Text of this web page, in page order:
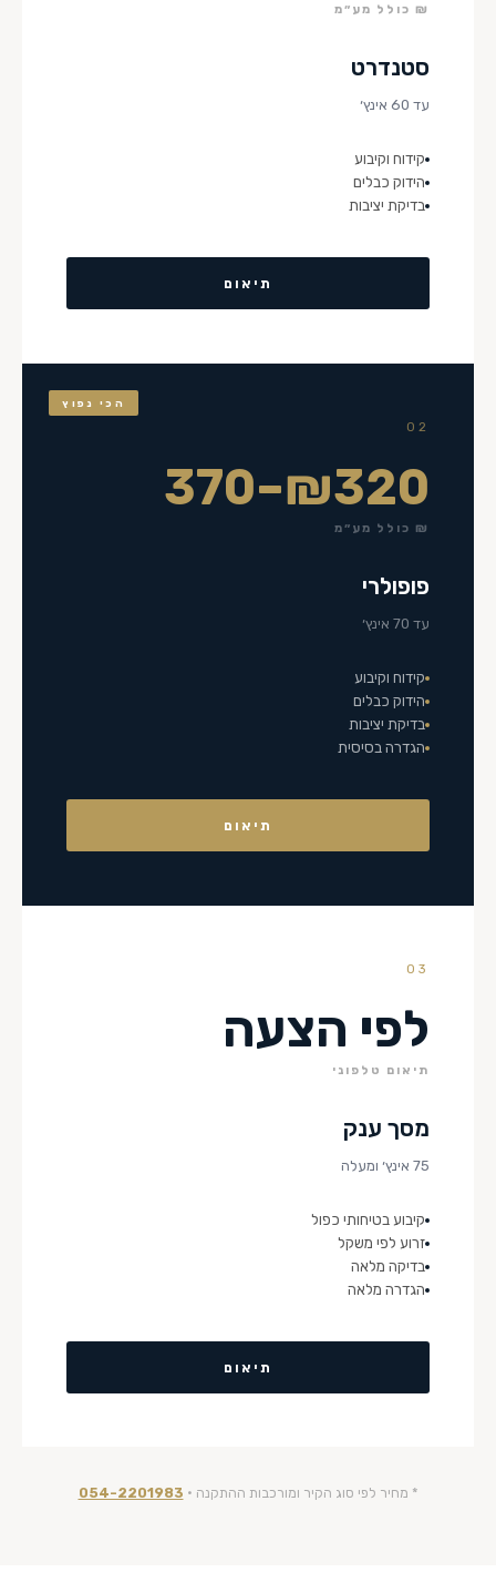
₪ כולל מע״מ
סטנדרט
עד 60 אינץ׳
קידוח וקיבוע
הידוק כבלים
בדיקת יציבות
תיאום
הכי נפוץ
02
₪320–370
₪ כולל מע״מ
פופולרי
עד 70 אינץ׳
קידוח וקיבוע
הידוק כבלים
בדיקת יציבות
הגדרה בסיסית
תיאום
03
לפי הצעה
תיאום טלפוני
מסך ענק
75 אינץ׳ ומעלה
קיבוע בטיחותי כפול
זרוע לפי משקל
בדיקה מלאה
הגדרה מלאה
תיאום
* מחיר לפי סוג הקיר ומורכבות ההתקנה · 054-2201983